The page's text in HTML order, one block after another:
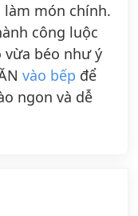
làm món chính.
công luộc
béo như ý
vào bếp để
ngon và dễ